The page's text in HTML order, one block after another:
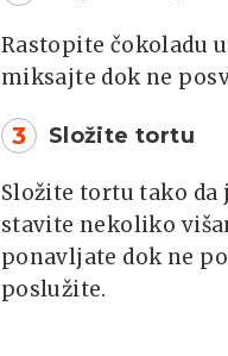
Rastopite čokoladu
miksajte dok ne
3 Složite tortu
Složite tortu tako da
stavite nekoliko
ponavljate dok ne
poslužite.